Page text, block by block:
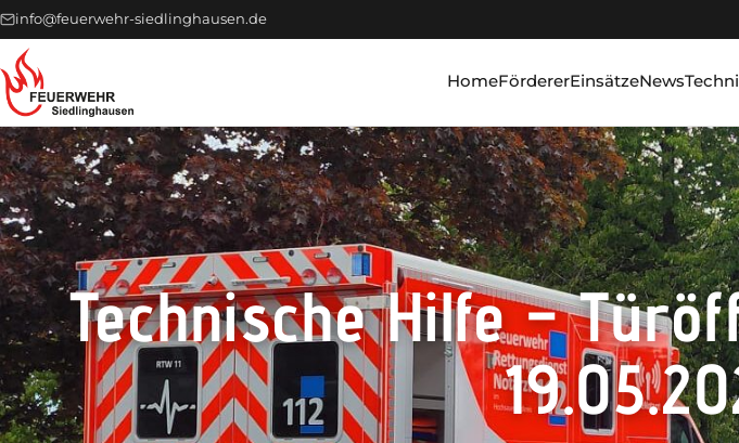
info@feuerwehr-siedlinghausen.de
HomeFördererEinsätzeNews
Technische Hilfe –